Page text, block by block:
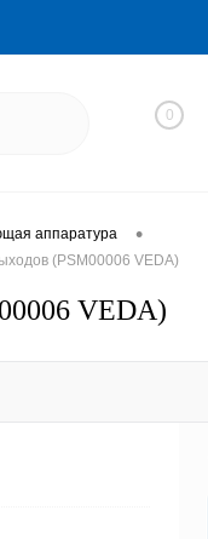
0
аппаратура •
(PSM00006 VEDA)
VEDA)